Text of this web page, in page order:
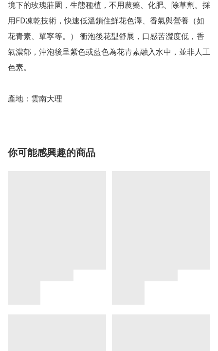
境下的玫瑰莊園，生態種植，不用農藥、化肥、除草劑。採
用FD凍乾技術，快速低溫鎖住鮮花色澤、香氣與營養（如
花青素、單寧等。） 衝泡後花型舒展，口感苦澀度低，香
氣濃郁，沖泡後呈紫色或藍色為花青素融入水中，並非人工
色素。
產地：雲南大理
你可能感興趣的商品